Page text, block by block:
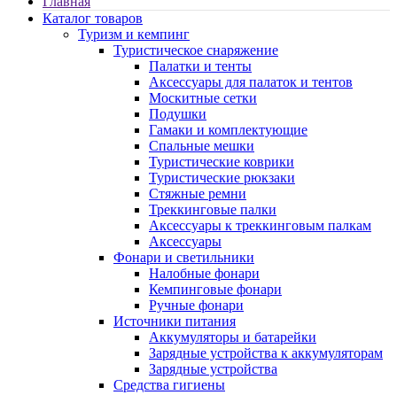
Каталог товаров
Туризм и кемпинг
Туристическое снаряжение
Палатки и тенты
Аксессуары для палаток и тентов
Москитные сетки
Подушки
Гамаки и комплектующие
Спальные мешки
Туристические коврики
Туристические рюкзаки
Стяжные ремни
Треккинговые палки
Аксессуары к треккинговым палкам
Аксессуары
Фонари и светильники
Налобные фонари
Кемпинговые фонари
Ручные фонари
Источники питания
Аккумуляторы и батарейки
Зарядные устройства к аккумуляторам
Зарядные устройства
Средства гигиены